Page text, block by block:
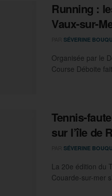
Running :
Vaux-sur-
SÉVERINE
Organisée par le
Course Déboite
Tennis-
sur l’île de
SÉVERINE
La 20e édition du
Couarde-sur-mer